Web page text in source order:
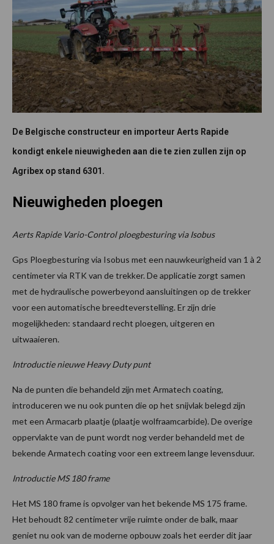
De Belgische constructeur en importeur Aerts Rapide
kondigt enkele nieuwigheden aan die te zien zullen zijn op
Agribex op stand 6301.
Nieuwigheden ploegen
Aerts Rapide Vario-Control ploegbesturing via Isobus
Gps Ploegbesturing via Isobus met een nauwkeurigheid van 1 à 2
centimeter via RTK van de trekker. De applicatie zorgt samen
met de hydraulische powerbeyond aansluitingen op de trekker
voor een automatische breedteverstelling. Er zijn drie
mogelijkheden: standaard recht ploegen, uitgeren en
uitwaaieren.
Introductie nieuwe Heavy Duty punt
Na de punten die behandeld zijn met Armatech coating,
introduceren we nu ook punten die op het snijvlak belegd zijn
met een Armacarb plaatje (plaatje wolfraamcarbide). De overige
oppervlakte van de punt wordt nog verder behandeld met de
bekende Armatech coating voor een extreem lange levensduur.
Introductie MS 180 frame
Het MS 180 frame is opvolger van het bekende MS 175 frame.
Het behoudt 82 centimeter vrije ruimte onder de balk, maar
geniet nu ook van de moderne opbouw zoals het eerder dit jaar